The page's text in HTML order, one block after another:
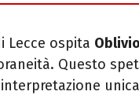
Lecce ospita
Questo